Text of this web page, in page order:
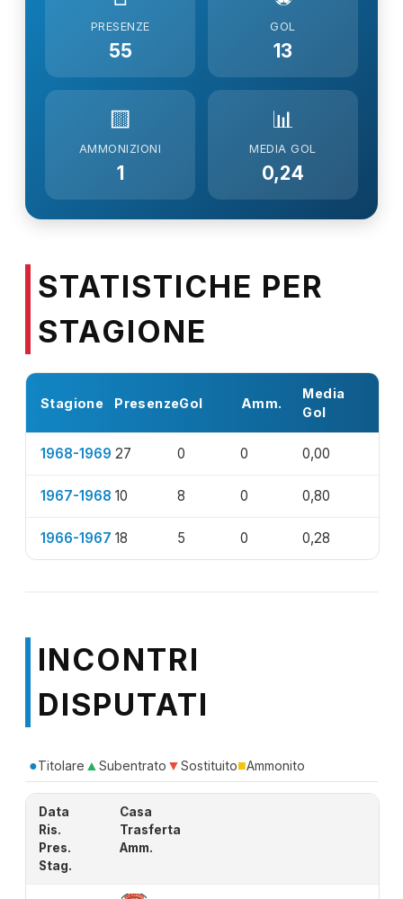
PRESENZE
55
GOL
13
🟨
AMMONIZIONI
1
📊
MEDIA GOL
0,24
STATISTICHE PER
STAGIONE
Stagione PresenzeGol Amm.
Media
Gol
1968-1969 27 0 0 0,00
1967-1968 10 8 0 0,80
1966-1967 18 5 0 0,28
INCONTRI
DISPUTATI
●Titolare ▲Subentrato ▼Sostituito■Ammonito
Data
Casa
Ris.
Trasferta
Pres.
Amm.
Stag.